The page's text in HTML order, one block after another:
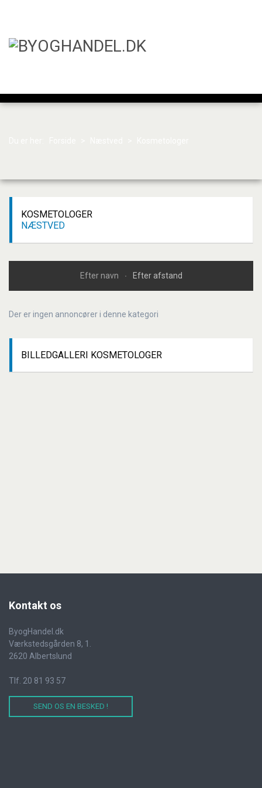
KOSMETOLOGER
NÆSTVED
Efter navn Efter afstand
Der er ingen annoncører i denne kategori
BILLEDGALLERI KOSMETOLOGER
Kontakt os
ByogHandel.dk
Værkstedsgården 8, 1.
2620 Albertslund
Tlf. 20 81 93 57
SEND OS EN BESKED !